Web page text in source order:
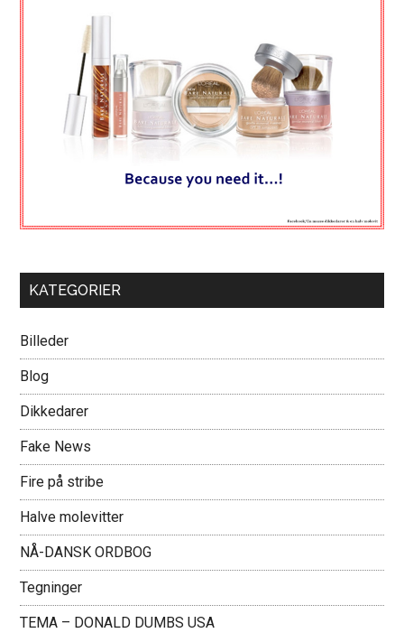
KATEGORIER
Billeder
Blog
Dikkedarer
Fake News
Fire på stribe
Halve molevitter
NÅ-DANSK ORDBOG
Tegninger
TEMA – DONALD DUMBS USA